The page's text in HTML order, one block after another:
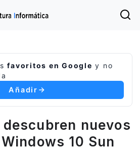
favoritos en Google y no
Añadir
nuevos
10 Sun